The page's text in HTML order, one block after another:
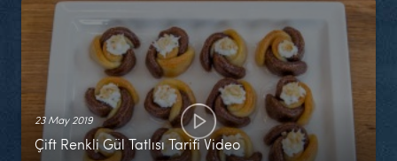
23 May 2019
Çift Renkli Gül Tatlısı Tarifi Video